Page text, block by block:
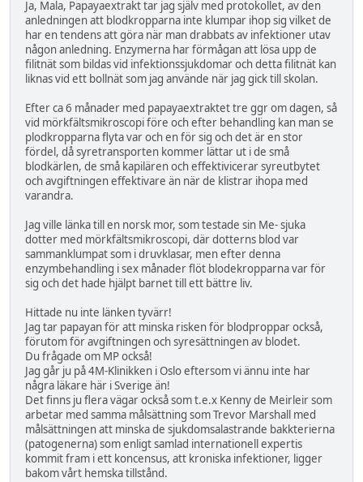
Ja, Mala, Papayaextrakt tar jag själv med protokollet, av den
anledningen att blodkropparna inte klumpar ihop sig vilket de
har en tendens att göra när man drabbats av infektioner utav
någon anledning. Enzymerna har förmågan att lösa upp de
filitnät som bildas vid infektionssjukdomar och detta filitnät kan
liknas vid ett bollnät som jag använde när jag gick till skolan.
Efter ca 6 månader med papayaextraktet tre ggr om dagen, så
vid mörkfältsmikroscopi före och efter behandling kan man se
plodkropparna flyta var och en för sig och det är en stor
fördel, då syretransporten kommer lättar ut i de små
blodkärlen, de små kapilären och effektivicerar syreutbytet
och avgiftningen effektivare än när de klistrar ihopa med
varandra.
Jag ville länka till en norsk mor, som testade sin Me- sjuka
dotter med mörkfältsmikroscopi, där dotterns blod var
sammanklumpat som i druvklasar, men efter denna
enzymbehandling i sex månader flöt blodekropparna var för
sig och det hade hjälpt barnet till ett bättre liv.
Hittade nu inte länken tyvärr!
Jag tar papayan för att minska risken för blodproppar också,
förutom för avgiftningen och syresättningen av blodet.
Du frågade om MP också!
Jag går ju på 4M-Klinikken i Oslo eftersom vi ännu inte har
några läkare här i Sverige än!
Det finns ju flera vägar också som t.e.x Kenny de Meirleir som
arbetar med samma målsättning som Trevor Marshall med
målsättningen att minska de sjukdomsalastrande bakkterierna
(patogenerna) som enligt samlad internationell expertis
kommit fram i ett koncensus, att kroniska infektioner, ligger
bakom vårt hemska tillstånd.